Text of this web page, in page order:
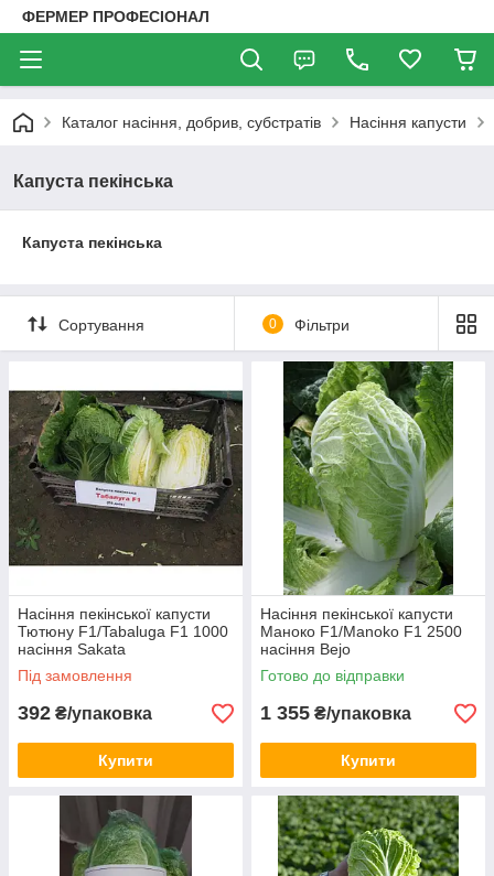
ФЕРМЕР ПРОФЕСІОНАЛ
Каталог насіння, добрив, субстратів Насіння капусти
Капуста пекінська
Капуста пекінська
Сортування 0 Фільтри
Насіння пекінської капусти
Тютюну F1/Tabaluga F1 1000
насіння Sakata
Під замовлення
392 ₴/упаковка
Купити
Насіння пекінської капусти
Маноко F1/Manoko F1 2500
насіння Bejo
Готово до відправки
1 355 ₴/упаковка
Купити